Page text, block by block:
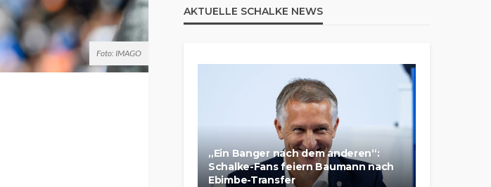
Foto: IMAGO
AKTUELLE SCHALKE NEWS
„Ein Banger nach dem anderen“:
Schalke-Fans feiern Baumann nach
Ebimbe-Transfer